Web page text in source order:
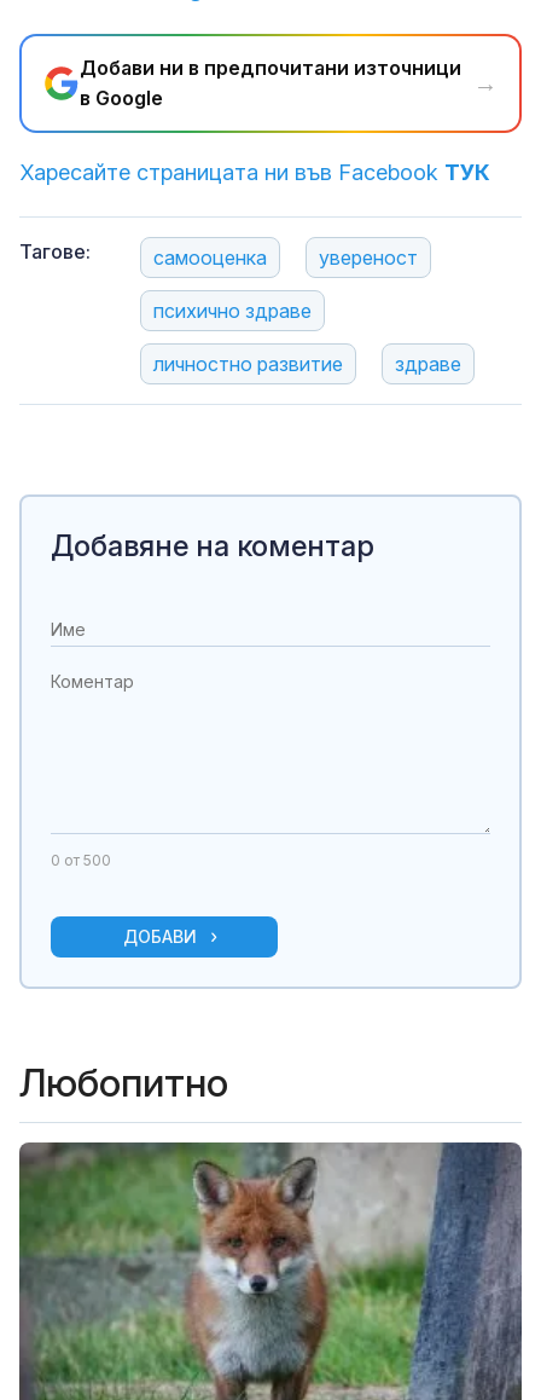
Добави ни в предпочитани източници
в Google
→
Харесайте страницата ни във Facebook ТУК
Тагове: самооценка увереност
психично здраве
личностно развитие здраве
Добавяне на коментар
0 от 500
ДОБАВИ
Любопитно